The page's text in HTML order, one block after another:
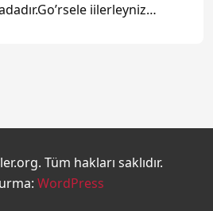
iilerleyniz…
Tüm hakları saklıdır.
WordPress